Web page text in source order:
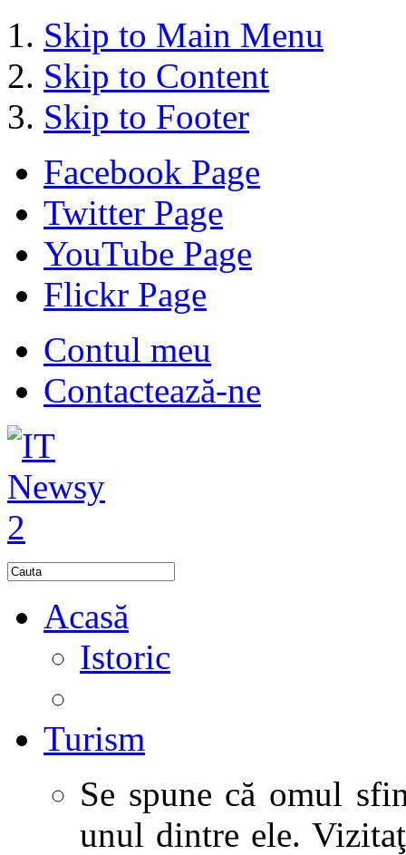
Skip to Main Menu
Skip to Content
Skip to Footer
Facebook Page
Twitter Page
YouTube Page
Flickr Page
Contul meu
Contactează-ne
Acasă
Istoric
Turism
Se spune că omul
unul dintre ele.